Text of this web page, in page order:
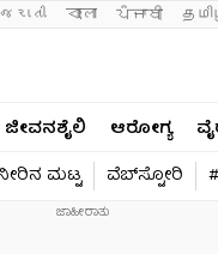
বাংলা ਪੰਜਾਬੀ
ಜೀವನಶೈಲಿ ಆರೋಗ್ಯ
ಮಟ್ಟ ವೆಬ್​ಸ್ಟೋರಿ